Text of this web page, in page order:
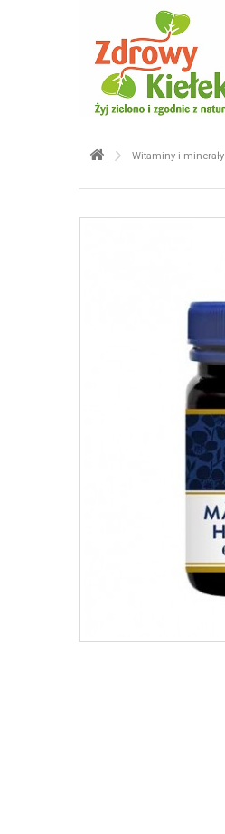
Witaminy i minerały